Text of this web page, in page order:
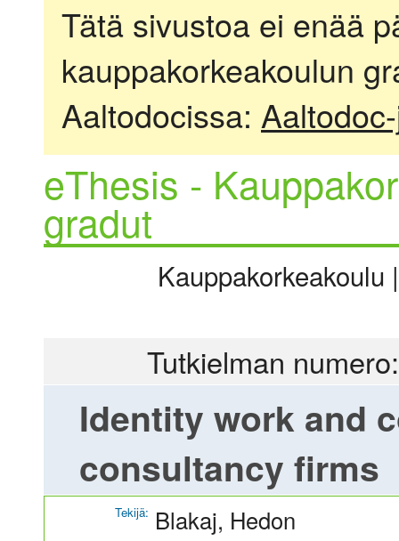
Tätä sivustoa ei enää
kauppakorkeakoulun
Aaltodocissa:
eThesis -
gradut
Tutkielman
Identity work and
consultancy firms
Tekijä: Blakaj, Hedon